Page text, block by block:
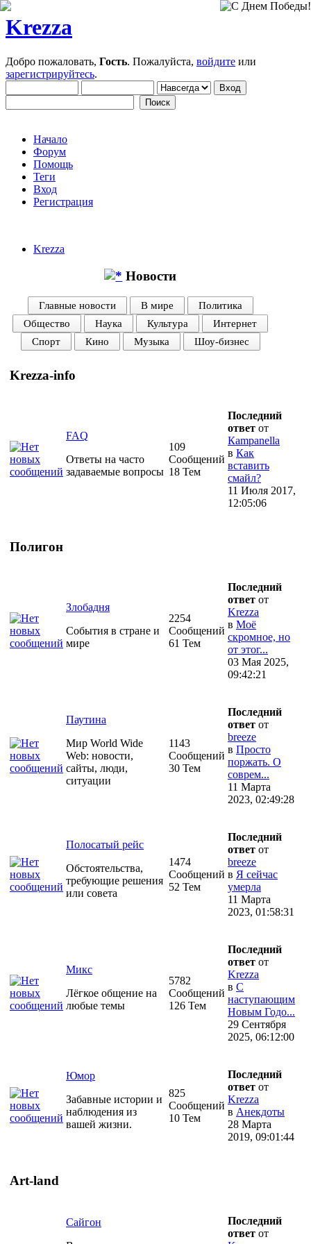
Krezza
Добро пожаловать, Гость. Пожалуйста, войдите или
зарегистрируйтесь.
Начало
Форум
Помощь
Теги
Вход
Регистрация
Krezza
Новости
Главные новости В мире
Политика
Общество
Наука Культура
Интернет
Спорт
Кино Музыка Шоу-бизнес
Krezza-info
FAQ
Ответы на часто
задаваемые вопросы
109
Сообщений
18 Тем
Последний
ответ от
Кampanella
в Как
вставить
смайл?
11 Июля 2017,
12:05:06
Полигон
Злобадня
События в стране и
мире
2254
Сообщений
61 Тем
Последний
ответ от
Krezza
в Моё
скромное, но
от этог...
03 Мая 2025,
09:42:21
Паутина
Мир World Wide
Web: новости,
сайты, люди,
ситуации
1143
Сообщений
30 Тем
Последний
ответ от
breeze
в Просто
поржать. О
соврем...
11 Марта
2023, 02:49:28
Полосатый рейс
Обстоятельства,
требующие решения
или совета
1474
Сообщений
52 Тем
Последний
ответ от
breeze
в Я сейчас
умерла
11 Марта
2023, 01:58:31
Микс
Лёгкое общение на
любые темы
5782
Сообщений
126 Тем
Последний
ответ от
Krezza
в С
наступающим
Новым Годо...
29 Сентября
2025, 06:12:00
Юмор
Забавные истории и
наблюдения из
вашей жизни.
825
Сообщений
10 Тем
Последний
ответ от
Krezza
в Анекдоты
28 Марта
2019, 09:01:44
Art-land
Сайгон
Последний
ответ от